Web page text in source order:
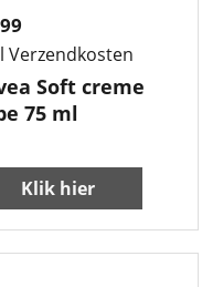
Verzendkosten
Soft creme
75 ml
Klik hier